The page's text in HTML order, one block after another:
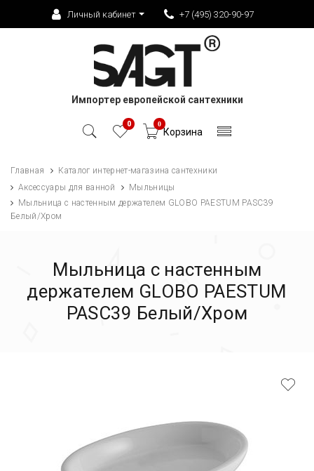
Личный кабинет +7 (495) 320-90-97
Импортер европейской сантехники
0 0
Корзина
Главная
Каталог интернет-магазина сантехники
Аксессуары для ванной
Мыльницы
Мыльница с настенным держателем GLOBO PAESTUM PASC39
Белый/Хром
Мыльница с настенным
держателем GLOBO PAESTUM
PASC39 Белый/Хром